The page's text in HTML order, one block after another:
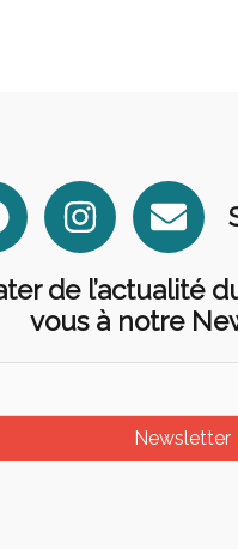
I
n
s
t
a
g
r
E
n
v
e
l
o
p
e
de l’actualité
vous à notre
Newsletter